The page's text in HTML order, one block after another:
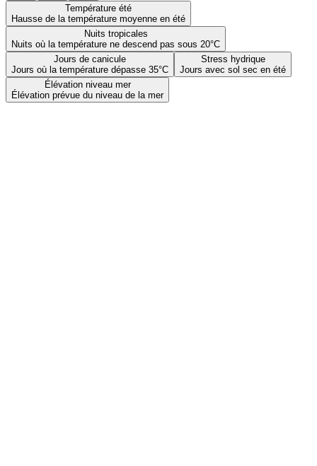
Température été
Hausse de la température moyenne en été
Nuits tropicales
Nuits où la température ne descend pas sous 20°C
Jours de canicule
Jours où la température dépasse 35°C
Stress hydrique
Jours avec sol sec en été
Élévation niveau mer
Élévation prévue du niveau de la mer